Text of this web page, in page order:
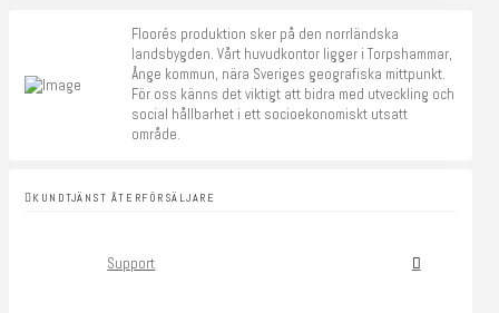
Floorés produktion sker på den norrländska
landsbygden. Vårt huvudkontor ligger i Torpshammar,
Ånge kommun, nära Sveriges geografiska mittpunkt.
För oss känns det viktigt att bidra med utveckling och
social hållbarhet i ett socioekonomiskt utsatt
område.
KUNDTJÄNST ÅTERFÖRSÄLJARE
Support